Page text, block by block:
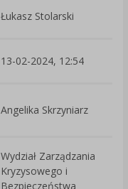
Łukasz Stolarski
13-02-2024, 12:54
Angelika Skrzyniarz
Wydział Zarządzania
Kryzysowego i
Bezpieczeństwa